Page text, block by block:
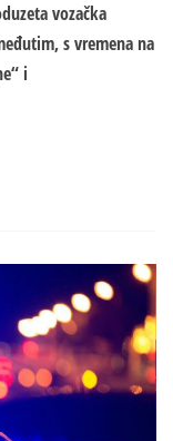
vozačka
s vremena na
i